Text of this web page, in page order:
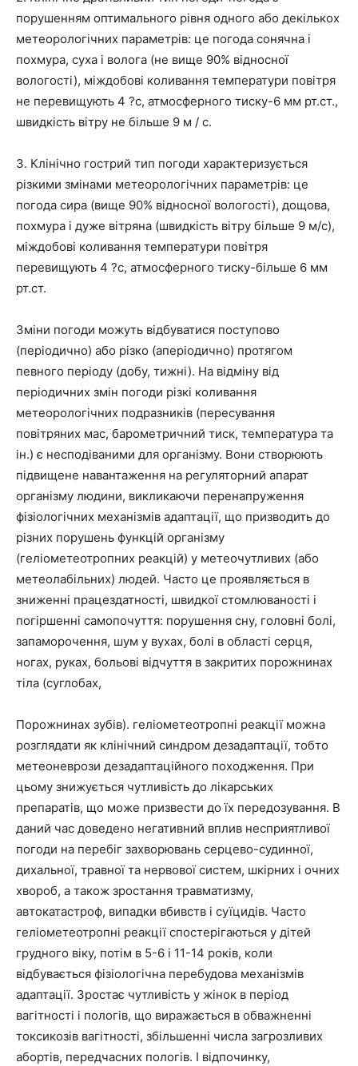
порушенням оптимального рівня одного або декількох
метеорологічних параметрів: це погода сонячна і
похмура, суха і волога (не вище 90% відносної
вологості), міждобові коливання температури повітря
не перевищують 4 ?с, атмосферного тиску-6 мм рт.ст.,
швидкість вітру не більше 9 м / с.
3. Клінічно гострий тип погоди характеризується
різкими змінами метеорологічних параметрів: це
погода сира (вище 90% відносної вологості), дощова,
похмура і дуже вітряна (швидкість вітру більше 9 м/с),
міждобові коливання температури повітря
перевищують 4 ?с, атмосферного тиску-більше 6 мм
рт.ст.
Зміни погоди можуть відбуватися поступово
(періодично) або різко (аперіодично) протягом
певного періоду (добу, тижні). На відміну від
періодичних змін погоди різкі коливання
метеорологічних подразників (пересування
повітряних мас, барометричний тиск, температура та
ін.) є несподіваними для організму. Вони створюють
підвищене навантаження на регуляторний апарат
організму людини, викликаючи перенапруження
фізіологічних механізмів адаптації, що призводить до
різних порушень функцій організму
(геліометеотропних реакцій) у метеочутливих (або
метеолабільних) людей. Часто це проявляється в
зниженні працездатності, швидкої стомлюваності і
погіршенні самопочуття: порушення сну, головні болі,
запаморочення, шум у вухах, болі в області серця,
ногах, руках, больові відчуття в закритих порожнинах
тіла (суглобах,
Порожнинах зубів). геліометеотропні реакції можна
розглядати як клінічний синдром дезадаптації, тобто
метеоневрози дезадаптаційного походження. При
цьому знижується чутливість до лікарських
препаратів, що може призвести до їх передозування. В
даний час доведено негативний вплив несприятливої
погоди на перебіг захворювань серцево-судинної,
дихальної, травної та нервової систем, шкірних і очних
хвороб, а також зростання травматизму,
автокатастроф, випадки вбивств і суїцидів. Часто
геліометеотропні реакції спостерігаються у дітей
грудного віку, потім в 5-6 і 11-14 років, коли
відбувається фізіологічна перебудова механізмів
адаптації. Зростає чутливість у жінок в період
вагітності і пологів, що виражається в обважненні
токсикозів вагітності, збільшенні числа загрозливих
абортів, передчасних пологів. І відпочинку,